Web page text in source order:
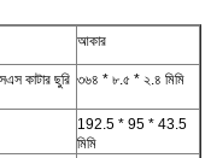
আকার
কাটার ছুরি ৩৬৪ * ৮.৫ * ২.৪ মিমি
192.5 * 95 * 43.5
মিমি